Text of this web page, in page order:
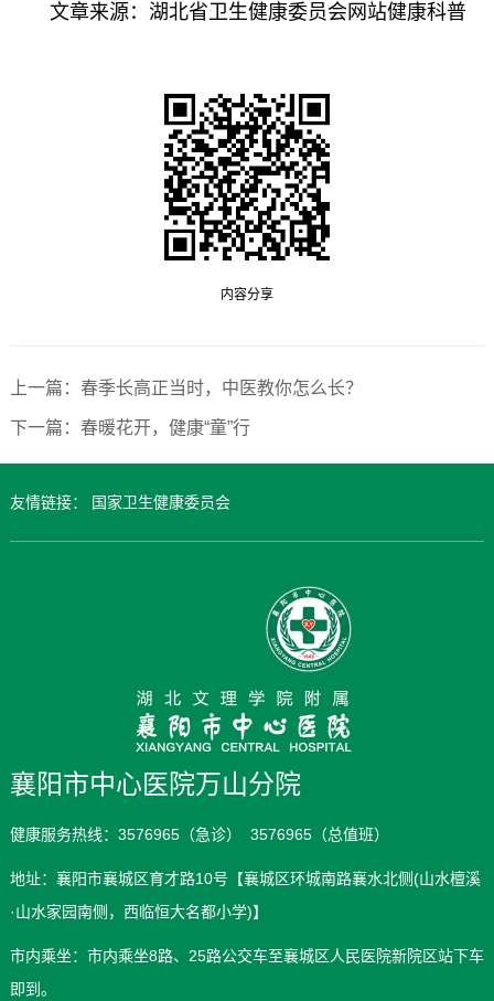
文章来源：湖北省卫生健康委员会网站健康科普
内容分享
上一篇：春季长高正当时，中医教你怎么长？
下一篇：春暖花开，健康“童”行
友情链接： 国家卫生健康委员会
襄阳市中心医院万山分院
健康服务热线：3576965（急诊） 3576965（总值班）
地址：襄阳市襄城区育才路10号【襄城区环城南路襄水北侧(山水檀溪
·山水家园南侧，西临恒大名都小学)】
市内乘坐：市内乘坐8路、25路公交车至襄城区人民医院新院区站下车
即到。